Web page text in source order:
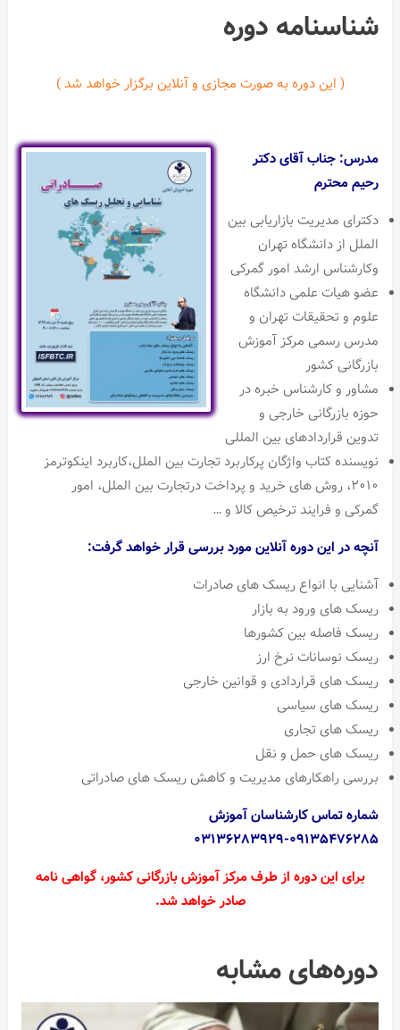
شناسنامه دوره
( این دوره به صورت مجازی و آنلاین برگزار خواهد شد )
مدرس: جناب آقای دکتر
رحیم محترم
دکترای مدیریت بازاریابی بین
الملل از دانشگاه تهران
وکارشناس ارشد امور گمرکی
عضو هیات علمی دانشگاه
علوم و تحقیقات تهران و
مدرس رسمی مرکز آموزش
بازرگانی کشور
مشاور و کارشناس خبره در
حوزه بازرگانی خارجی و
تدوین قراردادهای بین المللی
نویسنده کتاب واژگان پرکاربرد تجارت بین الملل،کاربرد اینکوترمز
۲۰۱۰، روش های خرید و پرداخت درتجارت بین الملل، امور
گمرکی و فرایند ترخیص کالا و …
آنچه در این دوره آنلاین مورد بررسی قرار خواهد گرفت:
آشنایی با انواع ریسک های صادرات
ریسک های ورود به بازار
ریسک فاصله بین کشورها
ریسک نوسانات نرخ ارز
ریسک های قراردادی و قوانین خارجی
ریسک های سیاسی
ریسک های تجاری
ریسک های حمل و نقل
بررسی راهکارهای مدیریت و کاهش ریسک های صادراتی
شماره تماس کارشناسان آموزش
۰۹۱۳۵۴۷۶۲۸۵-۰۳۱۳۶۲۸۳۹۲۹
برای این دوره از طرف مرکز آموزش بازرگانی کشور، ‌گواهی نامه
صادر خواهد شد.
دوره‌های مشابه